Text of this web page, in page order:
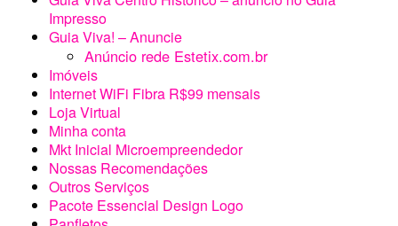
Impresso
Guia Viva! – Anuncie
Anúncio rede Estetix.com.br
Imóveis
Internet WiFi Fibra R$99 mensais
Loja Virtual
Minha conta
Mkt Inicial Microempreendedor
Nossas Recomendações
Outros Serviços
Pacote Essencial Design Logo